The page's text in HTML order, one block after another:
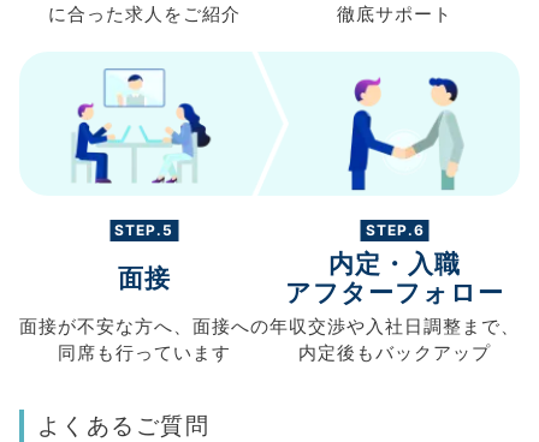
に合った求人を ご紹介
徹底サポート
STEP.5
面接
面接が不安な方へ、 面接への
同席も行っています
STEP.6
内定・入職
アフターフォロー
年収交渉や入社日調整まで、
内定後もバックアップ
よくあるご質問